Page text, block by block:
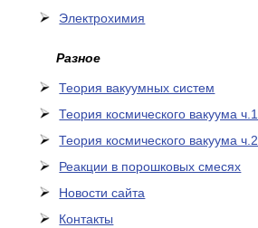
Электрохимия
Разное
Теория вакуумных систем
Теория космического вакуума ч.1
Теория космического вакуума ч.2
Реакции в порошковых смесях
Новости сайта
Контакты